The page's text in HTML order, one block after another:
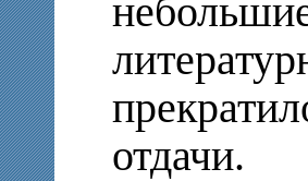
отдачи.